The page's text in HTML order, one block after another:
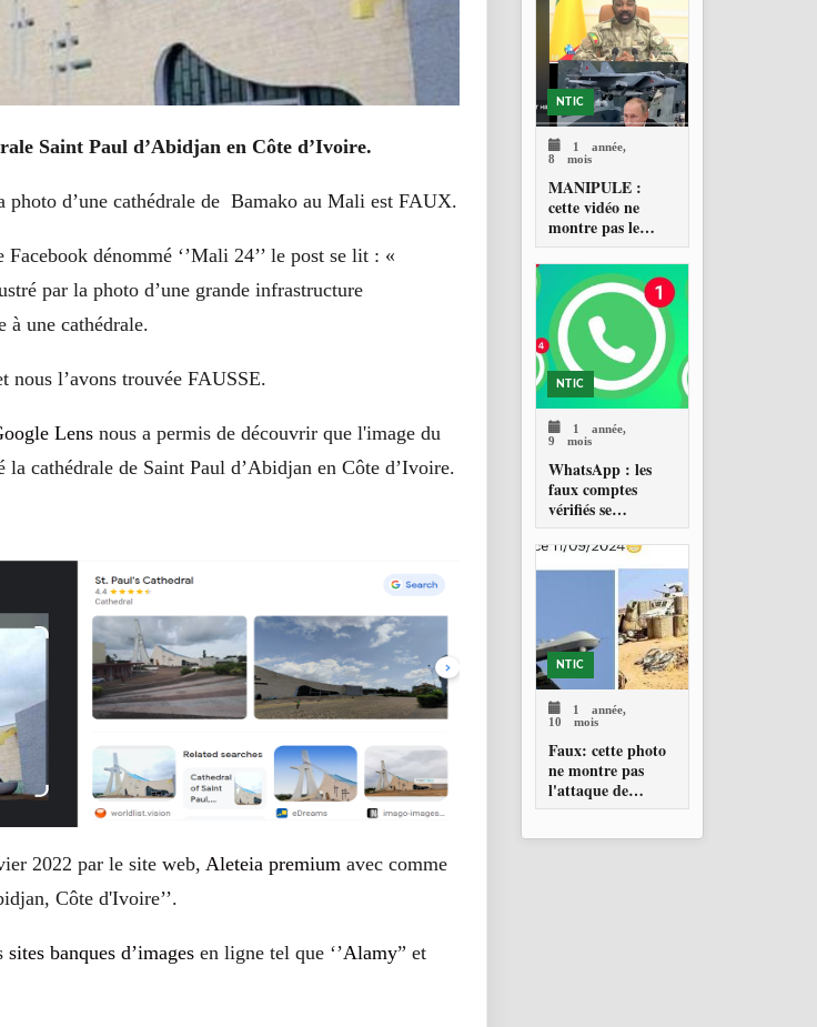
Saint Paul d’Abidjan en Côte d’Ivoire.
photo d’une cathédrale de Bamako au Mali est FAUX.
dénommé ‘’Mali 24’’ le post se lit : «
par la photo d’une grande infrastructure
à une cathédrale.
nous l’avons trouvée FAUSSE.
Lens nous a permis de découvrir que l'image du
cathédrale de Saint Paul d’Abidjan en Côte d’Ivoire.
2022 par le site web, Aleteia premium avec comme
Côte d'Ivoire’’.
sites banques d’images en ligne tel que ‘’Alamy” et
NTIC
1 année,
8 mois
MANIPULE :
cette vidéo ne
montre pas le
Président de la
transition du Mali,
le Général
d’Armée Assimi
Goïta, tenir un
discours en russe
NTIC
1 année,
9 mois
WhatsApp : les
faux comptes
vérifiés se
multiplient, voici
comment les
reconnaître et vous
NTIC
1 année,
10 mois
Faux: cette photo
ne montre pas
l'attaque de
Goundam au Mali